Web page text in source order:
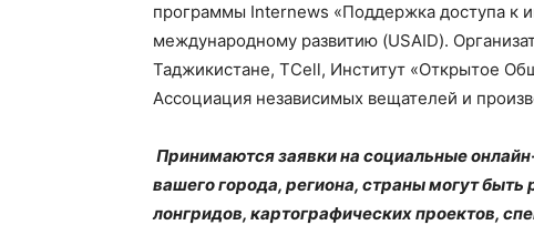
программы Internews «Поддержка доступа к
международному развитию (USAID).
Таджикистане, TCell, Институт «Открытое
Ассоциация независимых вещателей и
Принимаются заявки на социальные
вашего города, региона, страны могут
лонгридов, картографических проектов,